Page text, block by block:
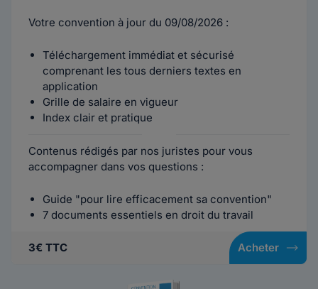
Votre convention à jour du 09/08/2026 :
Téléchargement immédiat et sécurisé
comprenant les tous derniers textes en
application
Grille de salaire en vigueur
Index clair et pratique
Contenus rédigés par nos juristes pour vous
accompagner dans vos questions :
Guide "pour lire efficacement sa convention"
7 documents essentiels en droit du travail
3€ TTC Acheter